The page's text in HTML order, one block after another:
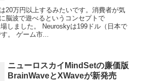
20万円以上するみたいです。消費者が気
脳波で遊べるというコンセプトで
しました。 Neuroskyは199ドル（日本で
。 ゲーム市...
ニューロスカイMindSetの廉価版
BrainWaveとXWaveが新発売